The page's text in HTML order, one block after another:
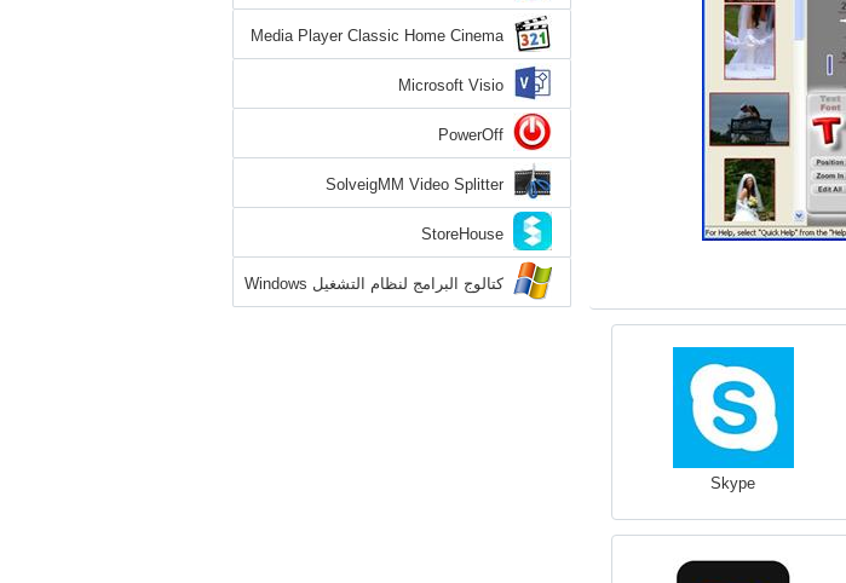
Skype
Media Player Classic Home Cinema
Microsoft Visio
PowerOff
SolveigMM Video Splitter
StoreHouse
كتالوج البرامج لنظام التشغيل Windows
7